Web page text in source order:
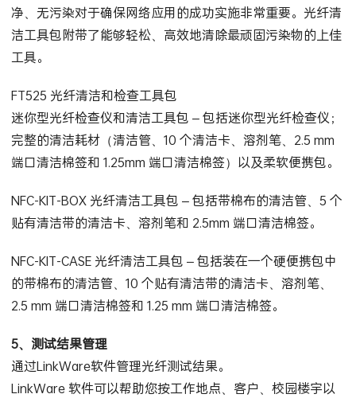
净、无污染对于确保网络应用的成功实施非常重要。光纤清
洁工具包附带了能够轻松、高效地清除最顽固污染物的上佳
工具。
FT525 光纤清洁和检查工具包
迷你型光纤检查仪和清洁工具包 – 包括迷你型光纤检查仪；
完整的清洁耗材（清洁管、10 个清洁卡、溶剂笔、2.5 mm
端口清洁棉签和 1.25mm 端口清洁棉签）以及柔软便携包。
NFC-KIT-BOX 光纤清洁工具包 – 包括带棉布的清洁管、5 个
贴有清洁带的清洁卡、溶剂笔和 2.5mm 端口清洁棉签。
NFC-KIT-CASE 光纤清洁工具包 – 包括装在一个硬便携包中
的带棉布的清洁管、10 个贴有清洁带的清洁卡、溶剂笔、
2.5 mm 端口清洁棉签和 1.25 mm 端口清洁棉签。
5、测试结果管理
通过LinkWare软件管理光纤测试结果。
LinkWare 软件可以帮助您按工作地点、客户、校园楼宇以